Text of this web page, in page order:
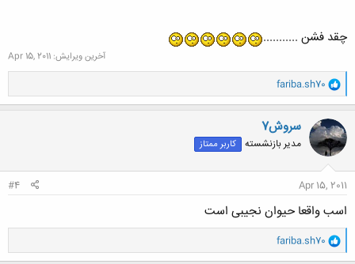
چقد فشن ...........
آخرین ویرایش: Apr 15, 2011
و
ا
ک
ن
ش
ه
ا
fariba.sh70
سروش7
مدیر بازنشسته کاربر ممتاز
Apr 15, 2011
#4
اسب واقعا حیوان نجیبی است
و
ا
fariba.sh70